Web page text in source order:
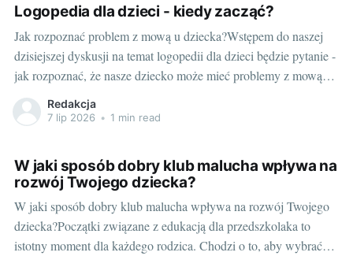
Logopedia dla dzieci - kiedy zacząć?
Jak rozpoznać problem z mową u dziecka?Wstępem do naszej
dzisiejszej dyskusji na temat logopedii dla dzieci będzie pytanie -
jak rozpoznać, że nasze dziecko może mieć problemy z mową?
Warto już na wstępie zaznaczyć, że nie każde opóźnienie w
rozwoju mowy musi oznaczać poważny problem. Każde dziecko
Redakcja
7 lip 2026 • 1 min read
W jaki sposób dobry klub malucha wpływa na
rozwój Twojego dziecka?
W jaki sposób dobry klub malucha wpływa na rozwój Twojego
dziecka?Początki związane z edukacją dla przedszkolaka to
istotny moment dla każdego rodzica. Chodzi o to, aby wybrać